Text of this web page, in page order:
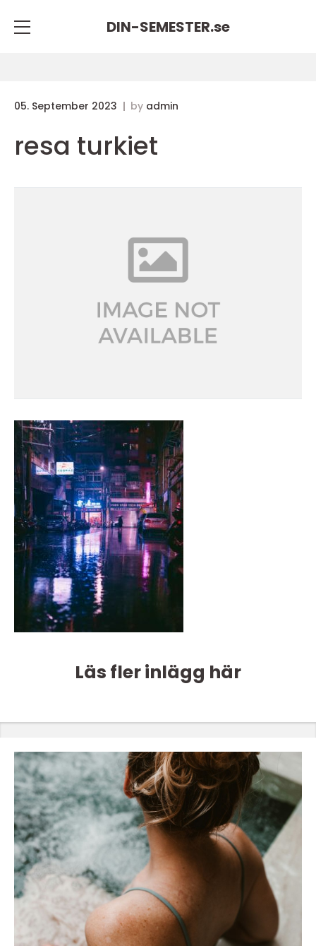
DIN-SEMESTER.se
05. September 2023 by admin
resa turkiet
Läs fler inlägg här